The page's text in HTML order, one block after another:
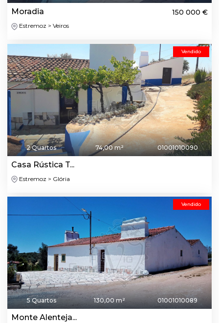
Moradia 150 000 €
Estremoz > Veiros
Vendido
2 Quartos 74,00 m² 01001010090
Casa Rústica T...
Estremoz > Glória
Vendido
5 Quartos 130,00 m² 01001010089
Monte Alenteja...